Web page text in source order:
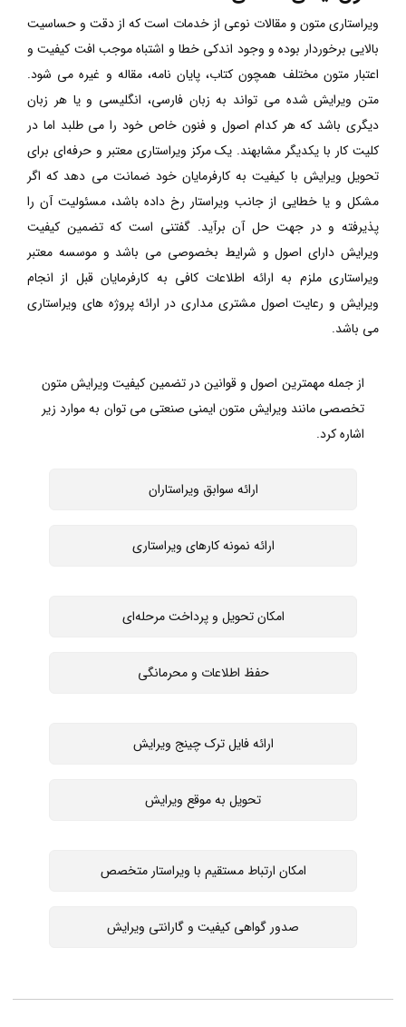
ویراستاری متون و مقالات نوعی از خدمات است که از دقت و حساسیت
بالایی برخوردار بوده و وجود اندکی خطا و اشتباه موجب افت کیفیت و
اعتبار متون مختلف همچون کتاب، پایان نامه، مقاله و غیره می شود.
متن ویرایش شده می تواند به زبان فارسی، انگلیسی و یا هر زبان
دیگری باشد که هر کدام اصول و فنون خاص خود را می طلبد اما در
کلیت کار با یکدیگر مشابهند. یک مرکز ویراستاری معتبر و حرفه‌ای برای
تحویل ویرایش با کیفیت به کارفرمایان خود ضمانت می دهد که اگر
مشکل و یا خطایی از جانب ویراستار رخ داده باشد، مسئولیت آن را
پذیرفته و در جهت حل آن برآید. گفتنی است که تضمین کیفیت
ویرایش دارای اصول و شرایط بخصوصی می باشد و موسسه معتبر
ویراستاری ملزم به ارائه اطلاعات کافی به کارفرمایان قبل از انجام
ویرایش و رعایت اصول مشتری مداری در ارائه پروژه های ویراستاری
می باشد.
از جمله مهمترین اصول و قوانین در تضمین کیفیت ویرایش متون
تخصصی مانند ویرایش متون ایمنی صنعتی می توان به موارد زیر
اشاره کرد.
ارائه سوابق ویراستاران
ارائه نمونه کارهای ویراستاری
امکان تحویل و پرداخت مرحله‌ای
حفظ اطلاعات و محرمانگی
ارائه فایل ترک چینج ویرایش
تحویل به موقع ویرایش
امکان ارتباط مستقیم با ویراستار متخصص
صدور گواهی کیفیت و گارانتی ویرایش